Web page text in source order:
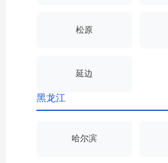
松原
延边
黑龙江
哈尔滨